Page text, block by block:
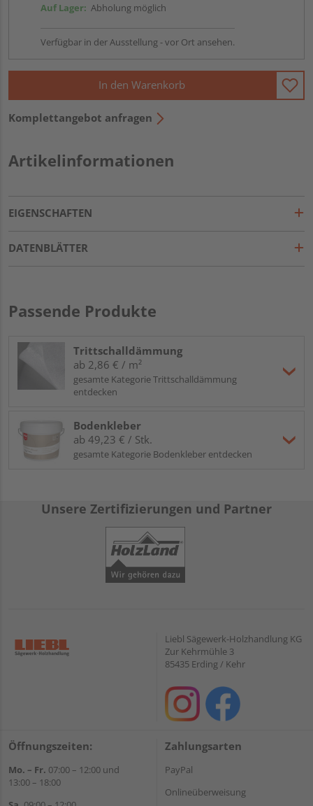
Auf Lager: Abholung möglich
Verfügbar in der Ausstellung - vor Ort ansehen.
In den Warenkorb
Komplettangebot anfragen
Artikelinformationen
EIGENSCHAFTEN
DATENBLÄTTER
Passende Produkte
Trittschalldämmung
ab 2,86 € / m²
gesamte Kategorie Trittschalldämmung
entdecken
Bodenkleber
ab 49,23 € / Stk.
gesamte Kategorie Bodenkleber entdecken
Unsere Zertifizierungen und Partner
Liebl Sägewerk-Holzhandlung KG
Zur Kehrmühle 3
85435 Erding / Kehr
Öffnungszeiten:
Mo. – Fr. 07:00 – 12:00 und
13:00 – 18:00
Zahlungsarten
PayPal
Onlineüberweisung